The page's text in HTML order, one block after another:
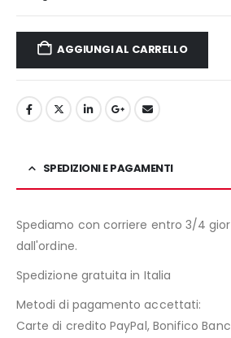
AGGIUNGI AL CARRELLO
SPEDIZIONI E PAGAMENTI
Spediamo con corriere entro 3/4
dall'ordine.
Spedizione gratuita in Italia
Metodi di pagamento accettati:
Carte di credito PayPal, Bonifico